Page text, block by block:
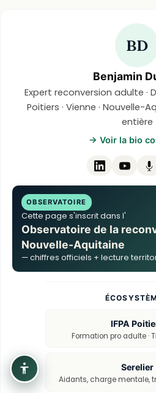
BD
Benjamin
Expert reconversion adulte ·
Poitiers · Vienne · Nouvelle-
entière
→ Voir la bio
OBSERVATOIRE
Cette page s'inscrit dans l'
Observatoire de la
Nouvelle-Aquitaine
— chiffres officiels + lecture
IFPA
Formation pro adulte ·
Serelier
Aidants, charge mentale,